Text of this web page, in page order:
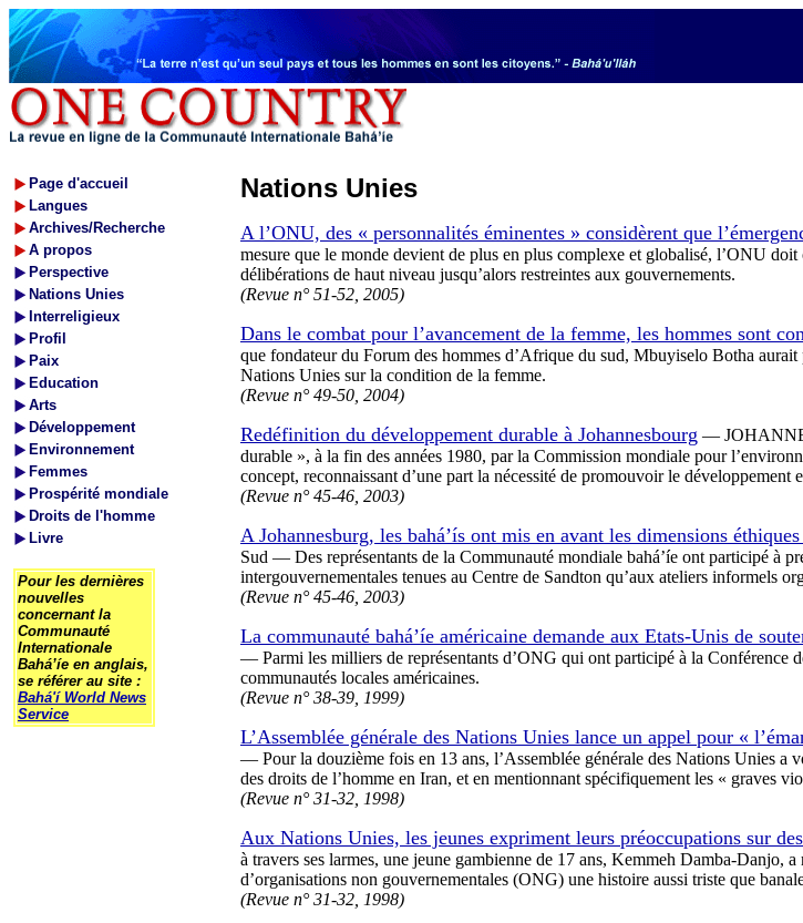
Page d'accueil
Langues
Archives/Recherche
A propos
Perspective
Nations Unies
Interreligieux
Profil
Paix
Education
Arts
Développement
Environnement
Femmes
Prospérité mondiale
Droits de l'homme
Livre
Pour les dernières
nouvelles
concernant la
Communauté
Internationale
Bahá’íe en anglais,
se référer au site :
Bahá'í World News
Service
Nations Unies
A l’ONU, des « personnalités éminentes » considèrent que
mesure que le monde devient de plus en plus complexe et globalisé, l’ONU
délibérations de haut niveau jusqu’alors restreintes aux gouvernements.
(Revue n° 51-52, 2005)
Dans le combat pour l’avancement de la femme, les hommes sont
que fondateur du Forum des hommes d’Afrique du sud, Mbuyiselo Botha
Nations Unies sur la condition de la femme.
(Revue n° 49-50, 2004)
Redéfinition du développement durable à Johannesbourg —
durable », à la fin des années 1980, par la Commission mondiale pour
concept, reconnaissant d’une part la nécessité de promouvoir le développement
(Revue n° 45-46, 2003)
A Johannesburg, les bahá’ís ont mis en avant les dimensions
Sud — Des représentants de la Communauté mondiale bahá’íe ont participé à
intergouvernementales tenues au Centre de Sandton qu’aux ateliers informels
(Revue n° 45-46, 2003)
La communauté bahá’íe américaine demande aux Etats-Unis de
— Parmi les milliers de représentants d’ONG qui ont participé à la Conférence
communautés locales américaines.
(Revue n° 38-39, 1999)
L’Assemblée générale des Nations Unies lance un appel pour «
— Pour la douzième fois en 13 ans, l’Assemblée générale des Nations Unies a
des droits de l’homme en Iran, et en mentionnant spécifiquement les « graves
(Revue n° 31-32, 1998)
Aux Nations Unies, les jeunes expriment leurs préoccupations sur
à travers ses larmes, une jeune gambienne de 17 ans, Kemmeh Damba-Danjo,
d’organisations non gouvernementales (ONG) une histoire aussi triste que
(Revue n° 31-32, 1998)